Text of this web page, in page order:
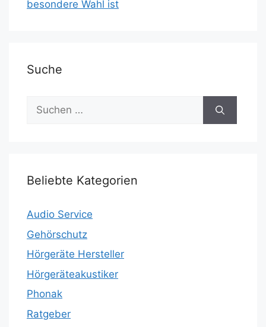
k
besondere Wahl ist
Suche
Suchen
nach:
Beliebte Kategorien
Audio Service
Gehörschutz
Hörgeräte Hersteller
Hörgeräteakustiker
Phonak
Ratgeber